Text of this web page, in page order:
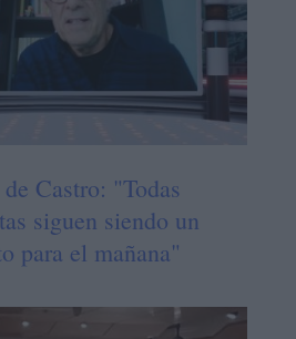
Castro: "Todas
siguen siendo un
para el mañana"